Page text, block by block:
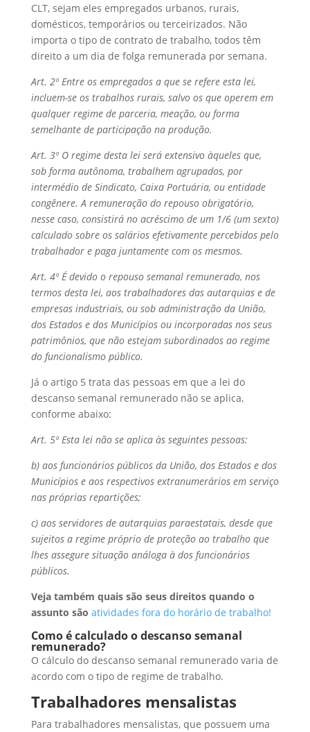
CLT, sejam eles empregados urbanos, rurais,
domésticos, temporários ou terceirizados. Não
importa o tipo de contrato de trabalho, todos têm
direito a um dia de folga remunerada por semana.
Art. 2º Entre os empregados a que se refere esta lei,
incluem-se os trabalhos rurais, salvo os que operem em
qualquer regime de parceria, meação, ou forma
semelhante de participação na produção.
Art. 3º O regime desta lei será extensivo àqueles que,
sob forma autônoma, trabalhem agrupados, por
intermédio de Sindicato, Caixa Portuária, ou entidade
congênere. A remuneração do repouso obrigatório,
nesse caso, consistirá no acréscimo de um 1/6 (um sexto)
calculado sobre os salários efetivamente percebidos pelo
trabalhador e paga juntamente com os mesmos.
Art. 4º É devido o repouso semanal remunerado, nos
termos desta lei, aos trabalhadores das autarquias e de
empresas industriais, ou sob administração da União,
dos Estados e dos Municípios ou incorporadas nos seus
patrimônios, que não estejam subordinados ao regime
do funcionalismo público.
Já o artigo 5 trata das pessoas em que a lei do
descanso semanal remunerado não se aplica,
conforme abaixo:
Art. 5º Esta lei não se aplica às seguintes pessoas:
b) aos funcionários públicos da União, dos Estados e dos
Municípios e aos respectivos extranumerários em serviço
nas próprias repartições;
c) aos servidores de autarquias paraestatais, desde que
sujeitos a regime próprio de proteção ao trabalho que
lhes assegure situação análoga à dos funcionários
públicos.
Veja também quais são seus direitos quando o
assunto são atividades fora do horário de trabalho!
Como é calculado o descanso semanal
remunerado?
O cálculo do descanso semanal remunerado varia de
acordo com o tipo de regime de trabalho.
Trabalhadores mensalistas
Para trabalhadores mensalistas, que possuem uma